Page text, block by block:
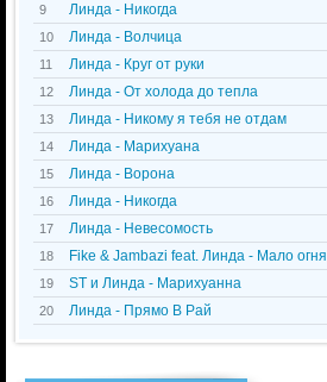
9 Линда - Никогда
10 Линда - Волчица
11 Линда - Круг от руки
12 Линда - От холода до тепла
13 Линда - Никому я тебя не отдам
14 Линда - Марихуана
15 Линда - Ворона
16 Линда - Никогда
17 Линда - Невесомость
18 Fike & Jambazi feat. Линда - Мало огня
19 ST и Линда - Марихуанна
20 Линда - Прямо В Рай